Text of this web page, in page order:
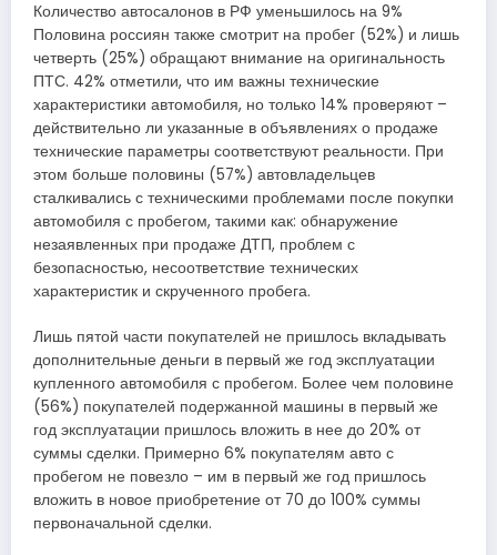
Количество автосалонов в РФ уменьшилось на 9%
Половина россиян также смотрит на пробег (52%) и лишь
четверть (25%) обращают внимание на оригинальность
ПТС. 42% отметили, что им важны технические
характеристики автомобиля, но только 14% проверяют –
действительно ли указанные в объявлениях о продаже
технические параметры соответствуют реальности. При
этом больше половины (57%) автовладельцев
сталкивались с техническими проблемами после покупки
автомобиля с пробегом, такими как: обнаружение
незаявленных при продаже ДТП, проблем с
безопасностью, несоответствие технических
характеристик и скрученного пробега.
Лишь пятой части покупателей не пришлось вкладывать
дополнительные деньги в первый же год эксплуатации
купленного автомобиля с пробегом. Более чем половине
(56%) покупателей подержанной машины в первый же
год эксплуатации пришлось вложить в нее до 20% от
суммы сделки. Примерно 6% покупателям авто с
пробегом не повезло – им в первый же год пришлось
вложить в новое приобретение от 70 до 100% суммы
первоначальной сделки.